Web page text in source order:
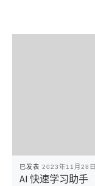
已发表 2023年11月28日
AI 快速学习助手